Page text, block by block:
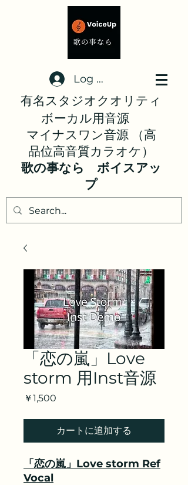
Log In
有名スタジオクオリティ
ボーカル用音源
マイナスワン音源 （高
品位高音質カラオケ）
歌の事なら ボイスアッ
プ
「恋の嵐」Love
storm 用Inst音源
￥1,500
カートに追加する
「恋の嵐」 Love storm Ref
Vocal